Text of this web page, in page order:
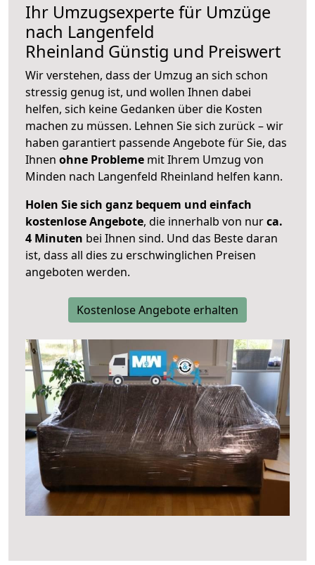
Ihr Umzugsexperte für Umzüge
nach Langenfeld
Rheinland Günstig und Preiswert
Wir verstehen, dass der Umzug an sich schon
stressig genug ist, und wollen Ihnen dabei
helfen, sich keine Gedanken über die Kosten
machen zu müssen. Lehnen Sie sich zurück – wir
haben garantiert passende Angebote für Sie, das
Ihnen ohne Probleme mit Ihrem Umzug von
Minden nach Langenfeld Rheinland helfen kann.
Holen Sie sich ganz bequem und einfach
kostenlose Angebote, die innerhalb von nurca.
4 Minuten bei Ihnen sind. Und das Beste daran
ist, dass all dies zu erschwinglichen Preisen
angeboten werden.
Kostenlose Angebote erhalten